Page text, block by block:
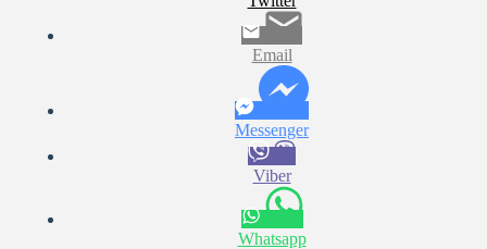
Email
Messenger
Viber
Whatsapp